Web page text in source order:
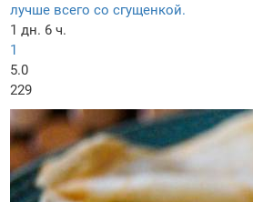
лучше всего со сгущенкой.
1 дн. 6 ч.
1
5.0
229